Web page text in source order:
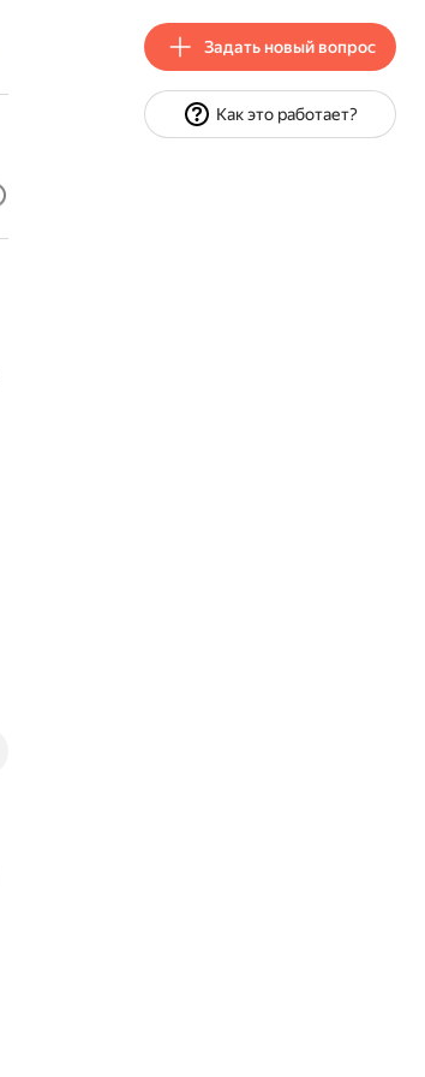
Задать новый вопрос
Как это работает?